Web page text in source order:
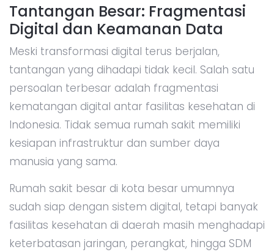
Tantangan Besar: Fragmentasi
Digital dan Keamanan Data
Meski transformasi digital terus berjalan,
tantangan yang dihadapi tidak kecil. Salah satu
persoalan terbesar adalah fragmentasi
kematangan digital antar fasilitas kesehatan di
Indonesia. Tidak semua rumah sakit memiliki
kesiapan infrastruktur dan sumber daya
manusia yang sama.
Rumah sakit besar di kota besar umumnya
sudah siap dengan sistem digital, tetapi banyak
fasilitas kesehatan di daerah masih menghadapi
keterbatasan jaringan, perangkat, hingga SDM